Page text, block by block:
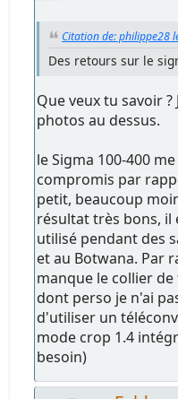
Citation de: philippe28
Des retours sur le
Que veux tu savoir
photos au dessus.
le Sigma 100-400
compromis par
petit, beaucoup
résultat très bons, il
utilisé pendant des
et au Botwana. Par
manque le collier
dont perso je n'ai
d'utiliser un
mode crop 1.4
besoin)